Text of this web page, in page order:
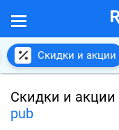
Скидки и акции
Скидки и акции
pub